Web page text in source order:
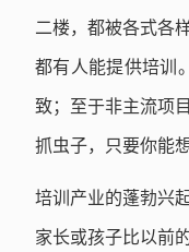
二楼，都被各式各
都有人能提供培训
致；至于非主流项
抓虫子，只要你能
培训产业的蓬勃兴
家长或孩子比以前